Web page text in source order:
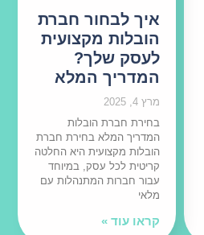
איך לבחור חברת
הובלות מקצועית
לעסק שלך?
המדריך המלא
מרץ 4, 2025
בחירת חברת הובלות
המדריך המלא בחירת חברת
הובלות מקצועית היא החלטה
קריטית לכל עסק, במיוחד
עבור חברות המתנהלות עם
מלאי
קראו עוד »